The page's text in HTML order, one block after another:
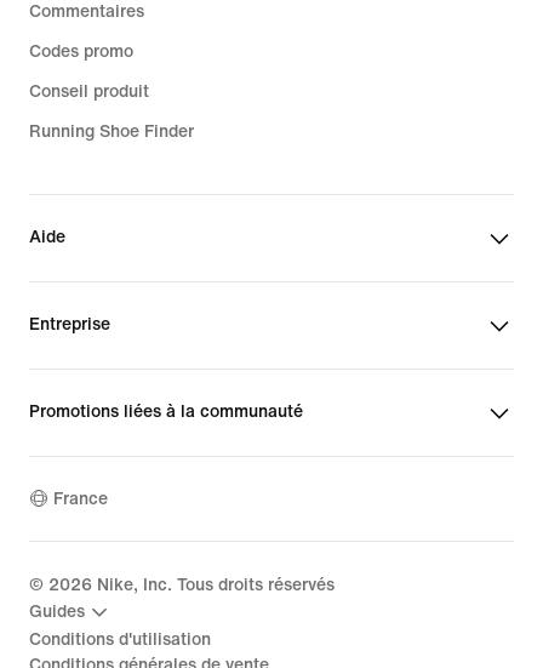
Commentaires
Codes promo
Conseil produit
Running Shoe Finder
Aide
Entreprise
Promotions liées à la communauté
France
© 2026 Nike, Inc. Tous droits réservés
Guides
Conditions d'utilisation